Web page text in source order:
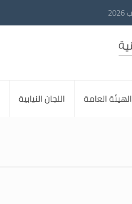
الهيئة العامة اللجان النيابية